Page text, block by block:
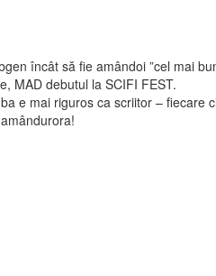
încât să fie amândoi ”cel mai
MAD debutul la SCIFI FEST.
e mai riguros ca scriitor – fiecare